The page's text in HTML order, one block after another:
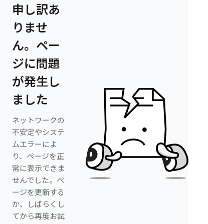
申し訳あ
りませ
ん。ペー
ジに問題
が発生し
ました
ネットワークの
不安定やシステ
ムエラーによ
り、ページを正
常に表示できま
せんでした。ペ
ージを更新する
か、しばらくし
てから再度お試